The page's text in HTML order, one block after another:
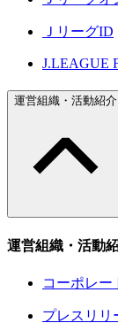
ＪリーグID
J.LEAGUE
運営組織・活動紹介
運営組織・活動
コーポレー
プレスリリ